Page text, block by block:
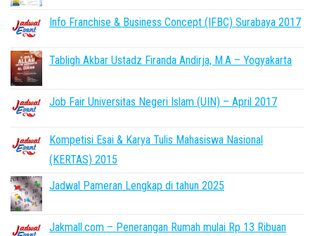
Info Franchise & Business Concept (IFBC) Surabaya 2017
Tabligh Akbar Ustadz Firanda Andirja, M.A – Yogyakarta
Job Fair Universitas Negeri Islam (UIN) – April 2017
Kompetisi Esai & Karya Tulis Mahasiswa Nasional
(KERTAS) 2015
Jadwal Pameran Lengkap di tahun 2025
Jakmall.com – Penerangan Rumah mulai Rp 13 Ribuan